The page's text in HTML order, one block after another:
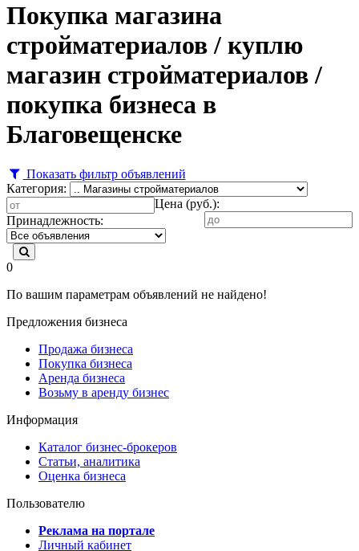
Покупка магазина
стройматериалов / куплю
магазин стройматериалов /
покупка бизнеса в
Благовещенске
Показать фильтр объявлений
Категория:
Цена (руб.):
Принадлежность:
0
По вашим параметрам объявлений не найдено!
Предложения бизнеса
Продажа бизнеса
Покупка бизнеса
Аренда бизнеса
Возьму в аренду бизнес
Информация
Каталог бизнес-брокеров
Статьи, аналитика
Оценка бизнеса
Пользователю
Реклама на портале
Личный кабинет